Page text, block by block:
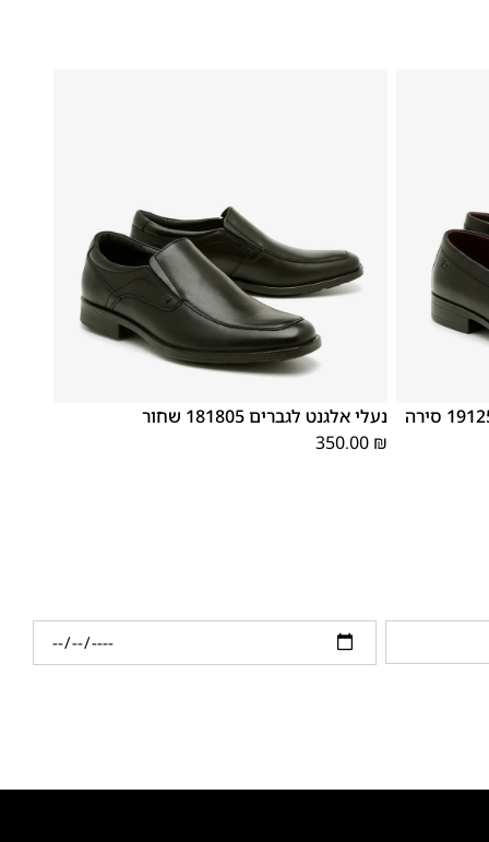
נעלי אלגנט לגברים נעלי חתן 1912515 סירה
נעלי אלגנט לגברים 181805 שחור
350.00 ₪